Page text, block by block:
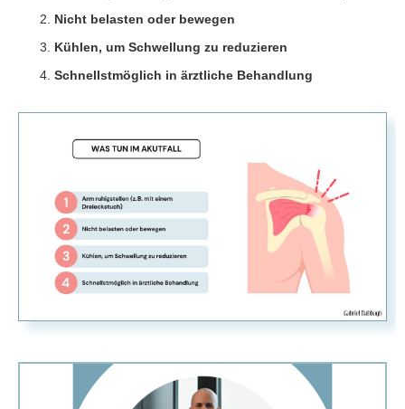
Nicht belasten oder bewegen
Kühlen, um Schwellung zu reduzieren
Schnellstmöglich in ärztliche Behandlung